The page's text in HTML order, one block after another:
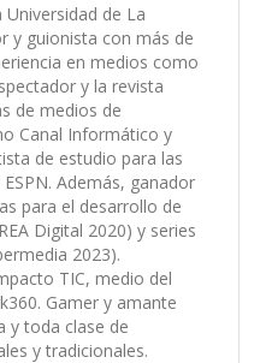
de La
y guionista con más de
en medios como
y la revista
de medios de
Canal Informático y
de estudio para las
Además, ganador
para el desarrollo de
Digital 2020) y series
2023).
TIC, medio del
Gamer y amante
y toda clase de
y tradicionales.